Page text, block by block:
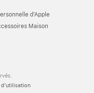
d’Apple
Maison